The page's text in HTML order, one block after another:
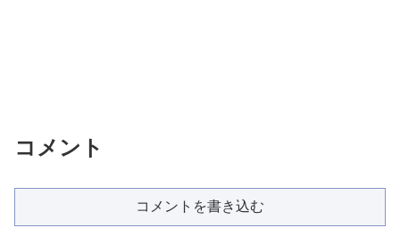
コメント
コメントを書き込む